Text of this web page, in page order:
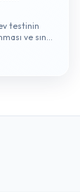
testinin
ve sınav